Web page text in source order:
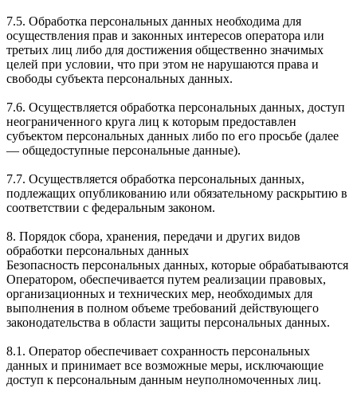
7.5. Обработка персональных данных необходима для
осуществления прав и законных интересов оператора или
третьих лиц либо для достижения общественно значимых
целей при условии, что при этом не нарушаются права и
свободы субъекта персональных данных.
7.6. Осуществляется обработка персональных данных, доступ
неограниченного круга лиц к которым предоставлен
субъектом персональных данных либо по его просьбе (далее
— общедоступные персональные данные).
7.7. Осуществляется обработка персональных данных,
подлежащих опубликованию или обязательному раскрытию в
соответствии с федеральным законом.
8. Порядок сбора, хранения, передачи и других видов
обработки персональных данных
Безопасность персональных данных, которые обрабатываются
Оператором, обеспечивается путем реализации правовых,
организационных и технических мер, необходимых для
выполнения в полном объеме требований действующего
законодательства в области защиты персональных данных.
8.1. Оператор обеспечивает сохранность персональных
данных и принимает все возможные меры, исключающие
доступ к персональным данным неуполномоченных лиц.